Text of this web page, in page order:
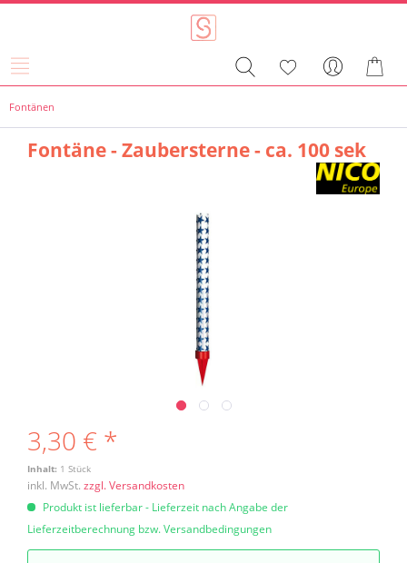
Fontänen
Fontäne - Zaubersterne - ca. 100 sek
3,30 € *
Inhalt: 1 Stück
inkl. MwSt. zzgl. Versandkosten
Produkt ist lieferbar - Lieferzeit nach Angabe der
Lieferzeitberechnung bzw. Versandbedingungen